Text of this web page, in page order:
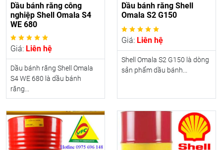
Dầu bánh răng công
nghiệp Shell Omala S4
WE 680
Giá: Liên hệ
Dầu bánh răng Shell Omala
S4 WE 680 là dầu bánh
răng...
Dầu bánh răng Shell
Omala S2 G150
Giá: Liên hệ
Shell Omala S2 G150 là dòng
sản phẩm dầu bánh...